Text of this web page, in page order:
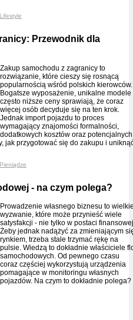
Lifestyle
Przewodnik dla
Zakup samochodu z zagranicy to
rozwiązanie, które cieszy się rosnącą
popularnością wśród polskich kierowców.
Bogatsze wyposażenie, unikalne modele
często niższe ceny sprawiają, że coraz
więcej osób decyduje się na ten krok.
Jednak import pojazdu to proces
wymagający znajomości formalności,
dodatkowych kosztów oraz potencjalnych
jak przygotować się do zakupu i
Pieniądze
- na czym polega?
Prowadzenie własnego biznesu to
wyzwanie, które może przynieść wiele
satysfakcji - nie tylko w postaci
Żeby jednak nadążyć za zmieniającym
rynkiem, trzeba stale trzymać rękę na
pulsie. Wiedzą to dokładnie właściciele
samochodowych. Od pewnego czasu
coraz częściej wykorzystują urządzenia
pomagające w monitoringu własnych
pojazdów. Na czym to dokładnie polega?